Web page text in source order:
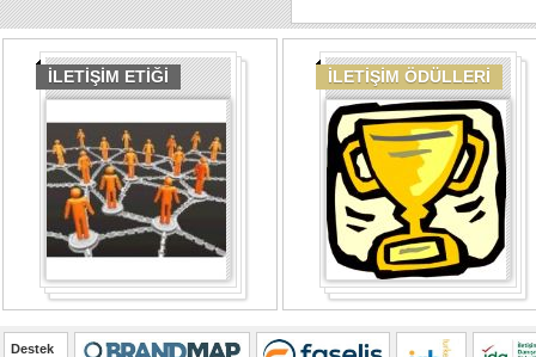
İLETİŞİM ETİĞİ İLETİŞİM ÖDÜLLERİ
Destek